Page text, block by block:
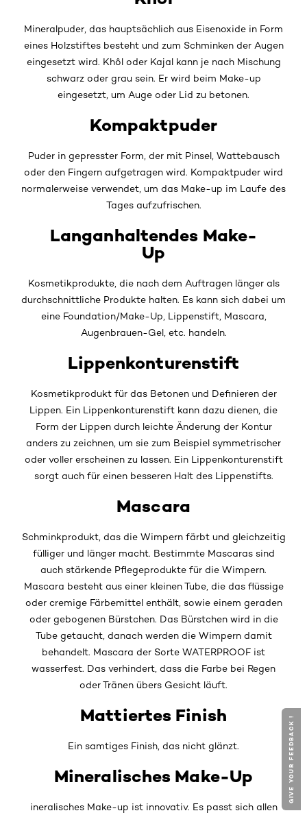
Mineralpuder, das hauptsächlich aus Eisenoxide in Form
eines Holzstiftes besteht und zum Schminken der Augen
eingesetzt wird. Khôl oder Kajal kann je nach Mischung
schwarz oder grau sein. Er wird beim Make-up
eingesetzt, um Auge oder Lid zu betonen.
Kompaktpuder
Puder in gepresster Form, der mit Pinsel, Wattebausch
oder den Fingern aufgetragen wird. Kompaktpuder wird
normalerweise verwendet, um das Make-up im Laufe des
Tages aufzufrischen.
Langanhaltendes Make-
Up
Kosmetikprodukte, die nach dem Auftragen länger als
durchschnittliche Produkte halten. Es kann sich dabei um
eine Foundation/Make-Up, Lippenstift, Mascara,
Augenbrauen-Gel, etc. handeln.
Lippenkonturenstift
Kosmetikprodukt für das Betonen und Definieren der
Lippen. Ein Lippenkonturenstift kann dazu dienen, die
Form der Lippen durch leichte Änderung der Kontur
anders zu zeichnen, um sie zum Beispiel symmetrischer
oder voller erscheinen zu lassen. Ein Lippenkonturenstift
sorgt auch für einen besseren Halt des Lippenstifts.
Mascara
Schminkprodukt, das die Wimpern färbt und gleichzeitig
fülliger und länger macht. Bestimmte Mascaras sind
auch stärkende Pflegeprodukte für die Wimpern.
Mascara besteht aus einer kleinen Tube, die das flüssige
oder cremige Färbemittel enthält, sowie einem geraden
oder gebogenen Bürstchen. Das Bürstchen wird in die
Tube getaucht, danach werden die Wimpern damit
behandelt. Mascara der Sorte WATERPROOF ist
wasserfest. Das verhindert, dass die Farbe bei Regen
oder Tränen übers Gesicht läuft.
Mattiertes Finish
Ein samtiges Finish, das nicht glänzt.
Mineralisches Make-Up
ineralisches Make-up ist innovativ. Es passt sich allen
GIVE YOUR FEEDBACK !